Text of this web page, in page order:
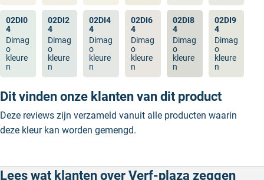
02DI0
4
Dimag
o
kleure
n
02DI2
4
Dimag
o
kleure
n
02DI4
4
Dimag
o
kleure
n
02DI6
4
Dimag
o
kleure
n
02DI8
4
Dimag
o
kleure
n
02DI9
4
Dimag
o
kleure
n
Dit vinden onze klanten van dit product
Deze reviews zijn verzameld vanuit alle producten waarin
deze kleur kan worden gemengd.
Lees wat klanten over Verf-plaza zeggen